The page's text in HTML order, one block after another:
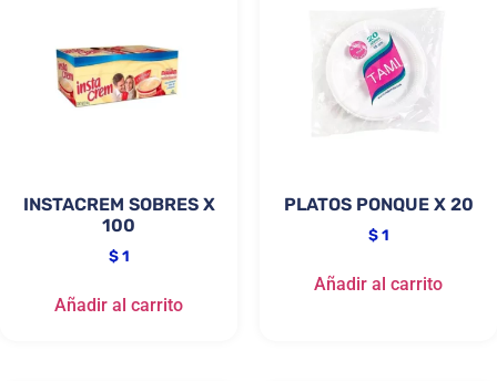
INSTACREM SOBRES X
100
$1
Añadir al carrito
PLATOS PONQUE X 20
$1
Añadir al carrito